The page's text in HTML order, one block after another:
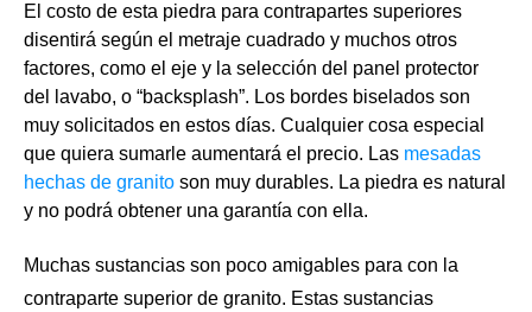
El costo de esta piedra para contrapartes superiores
disentirá según el metraje cuadrado y muchos otros
factores, como el eje y la selección del panel protector
del lavabo, o “backsplash”. Los bordes biselados son
muy solicitados en estos días. Cualquier cosa especial
que quiera sumarle aumentará el precio. Las mesadas
hechas de granito son muy durables. La piedra es natural
y no podrá obtener una garantía con ella.
Muchas sustancias son poco amigables para con la
contraparte superior de granito. Estas sustancias